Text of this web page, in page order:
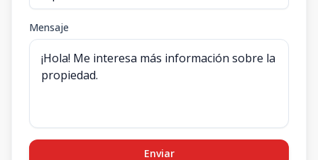
Mensaje
Enviar